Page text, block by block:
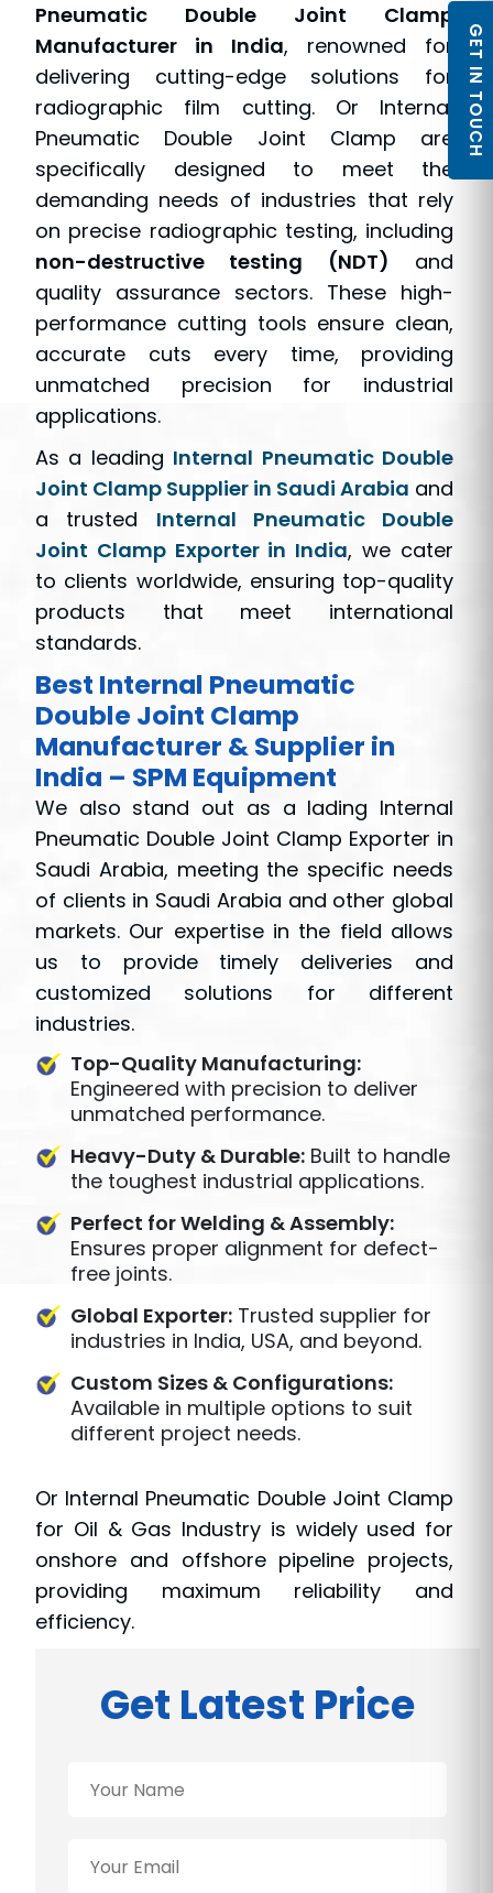
Pneumatic Double Joint Clamp
Manufacturer in India, renowned for
delivering cutting-edge solutions for
radiographic film cutting. Or Internal
Pneumatic Double Joint Clamp are
specifically designed to meet the
demanding needs of industries that rely
on precise radiographic testing, including
non-destructive testing (NDT) and
quality assurance sectors. These high-
performance cutting tools ensure clean,
accurate cuts every time, providing
unmatched precision for industrial
applications.
As a leading Internal Pneumatic Double
Joint Clamp Supplier in Saudi Arabia and
a trusted Internal Pneumatic Double
Joint Clamp Exporter in India, we cater
to clients worldwide, ensuring top-quality
products that meet international
standards.
Best Internal Pneumatic
Double Joint Clamp
Manufacturer & Supplier in
India – SPM Equipment
We also stand out as a lading Internal
Pneumatic Double Joint Clamp Exporter in
Saudi Arabia, meeting the specific needs
of clients in Saudi Arabia and other global
markets. Our expertise in the field allows
us to provide timely deliveries and
customized solutions for different
industries.
Top-Quality Manufacturing:
Engineered with precision to deliver
unmatched performance.
Heavy-Duty & Durable: Built to handle
the toughest industrial applications.
Perfect for Welding & Assembly:
Ensures proper alignment for defect-
free joints.
Global Exporter: Trusted supplier for
industries in India, USA, and beyond.
Custom Sizes & Configurations:
Available in multiple options to suit
different project needs.
Or Internal Pneumatic Double Joint Clamp
for Oil & Gas Industry is widely used for
onshore and offshore pipeline projects,
providing maximum reliability and
efficiency.
Get Latest Price
GET IN TOUCH